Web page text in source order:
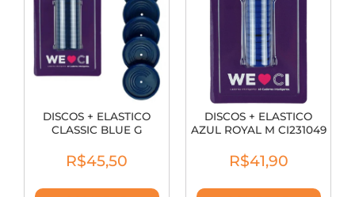
DISCOS + ELASTICO
CLASSIC BLUE G
R$45,50
DISCOS + ELASTICO
AZUL ROYAL M CI231049
R$41,90